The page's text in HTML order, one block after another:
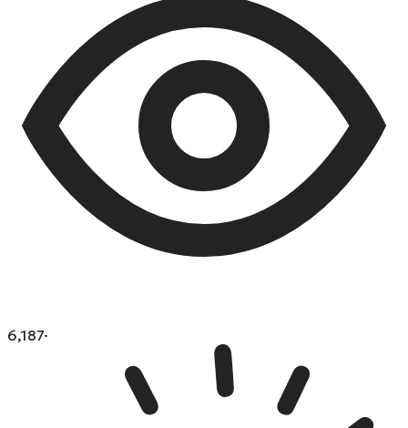
6,187·